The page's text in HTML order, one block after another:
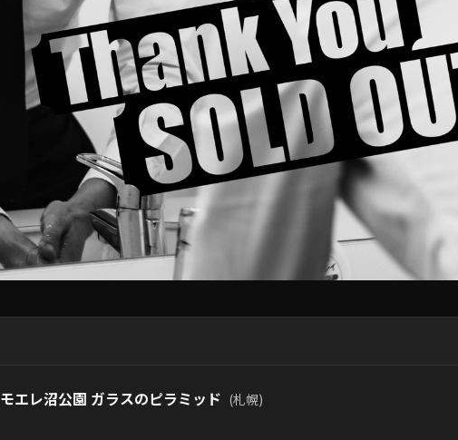
モエレ沼公園 ガラスのピラミッド (札幌)